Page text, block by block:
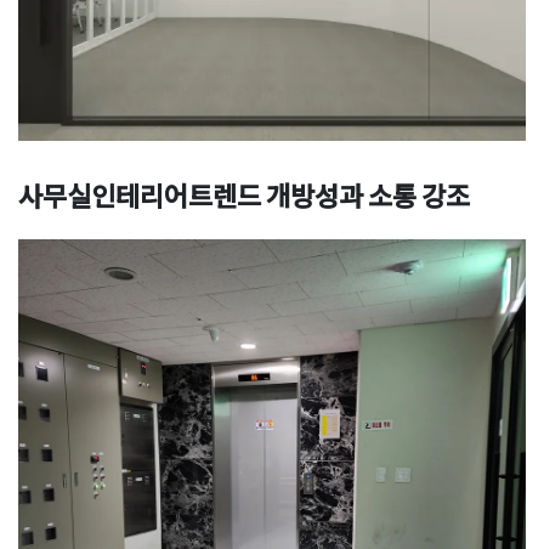
사무실인테리어트렌드개방성과 소통 강조